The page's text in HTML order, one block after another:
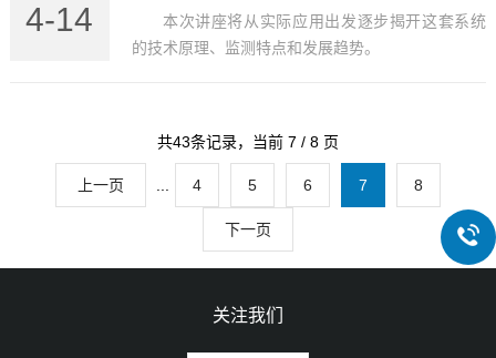
4-14
本次讲座将从实际应用出发逐步揭开这套系统
的技术原理、监测特点和发展趋势。
共43条记录，当前 7 / 8 页
上一页 4 5 6 7 8
下一页
关注我们